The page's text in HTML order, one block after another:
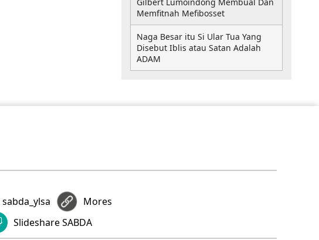
Memfitnah Mefibosset
Naga Besar itu Si Ular Tua Yang
Disebut Iblis atau Satan Adalah
ADAM
sabda_ylsa
Mores
Slideshare SABDA